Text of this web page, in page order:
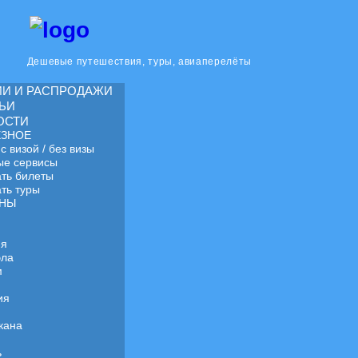
Дешевые путешествия, туры, авиаперелёты
И РАСПРОДАЖИ
визой / без визы
сервисы
билеты
туры